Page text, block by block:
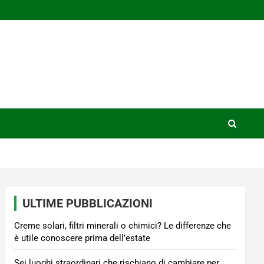
ULTIME PUBBLICAZIONI
Creme solari, filtri minerali o chimici? Le differenze che
è utile conoscere prima dell’estate